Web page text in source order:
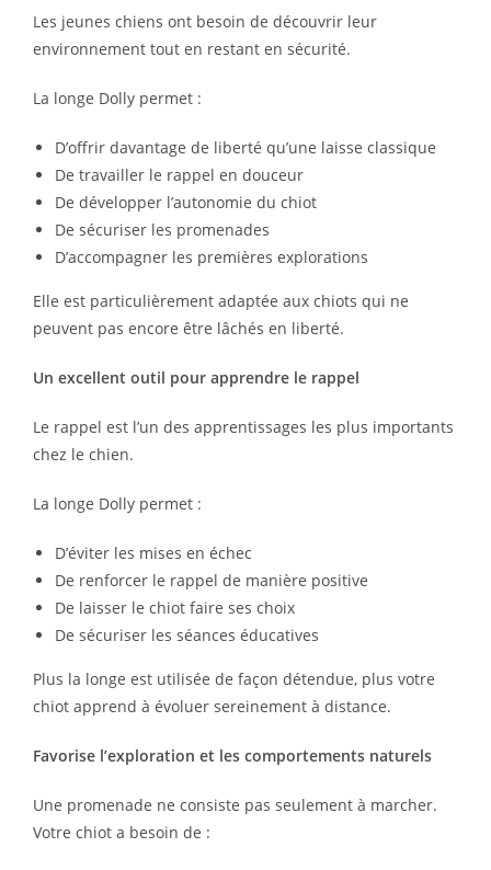
Les jeunes chiens ont besoin de découvrir leur
environnement tout en restant en sécurité.
La longe Dolly permet :
D’offrir davantage de liberté qu’une laisse classique
De travailler le rappel en douceur
De développer l’autonomie du chiot
De sécuriser les promenades
D’accompagner les premières explorations
Elle est particulièrement adaptée aux chiots qui ne
peuvent pas encore être lâchés en liberté.
Un excellent outil pour apprendre le rappel
Le rappel est l’un des apprentissages les plus importants
chez le chien.
La longe Dolly permet :
D’éviter les mises en échec
De renforcer le rappel de manière positive
De laisser le chiot faire ses choix
De sécuriser les séances éducatives
Plus la longe est utilisée de façon détendue, plus votre
chiot apprend à évoluer sereinement à distance.
Favorise l’exploration et les comportements naturels
Une promenade ne consiste pas seulement à marcher.
Votre chiot a besoin de :